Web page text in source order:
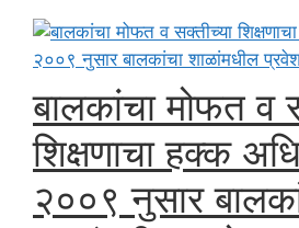
बालकांचा मोफत व
शिक्षणाचा हक्क
२००९ नुसार